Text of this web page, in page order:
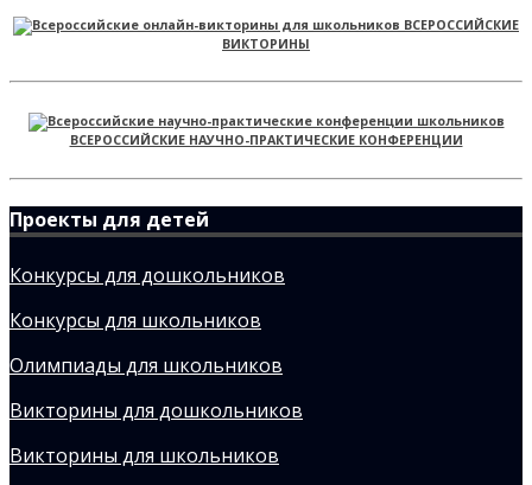
ВСЕРОССИЙСКИЕ
ВИКТОРИНЫ
ВСЕРОССИЙСКИЕ НАУЧНО-ПРАКТИЧЕСКИЕ КОНФЕРЕНЦИИ
Проекты для детей
Конкурсы для дошкольников
Конкурсы для школьников
Олимпиады для школьников
Викторины для дошкольников
Викторины для школьников